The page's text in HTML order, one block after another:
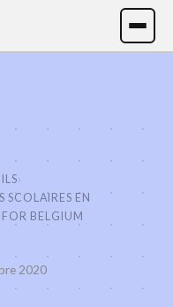
›
SCOLAIRES EN
BELGIUM
2020